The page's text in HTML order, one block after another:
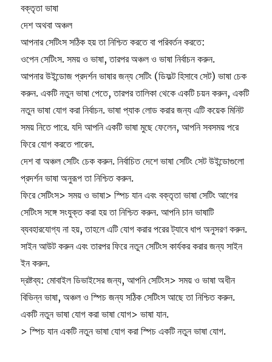
বক্তৃতা ভাষা
দেশ অথবা অঞ্চল
আপনার সেটিংস সঠিক হয় তা নিশ্চিত করতে বা পরিবর্তন করতে:
ওপেন সেটিংস. সময় ও ভাষা, তারপর অঞ্চল ও ভাষা নির্বাচন করুন.
আপনার উইন্ডোজ প্রদর্শন ভাষার জন্য সেটিং (ডিফল্ট হিসাবে সেট) ভাষা চেক
করুন. একটি নতুন ভাষা পেতে, তারপর তালিকা থেকে একটি চয়ন করুন, একটি
নতুন ভাষা যোগ করা নির্বাচন. ভাষা প্যাক লোড করার জন্য এটি কয়েক মিনিট
সময় নিতে পারে. যদি আপনি একটি ভাষা মুছে ফেলেন, আপনি সবসময় পরে
ফিরে যোগ করতে পারেন.
দেশ বা অঞ্চল সেটিং চেক করুন. নির্বাচিত দেশে ভাষা সেটিং সেট উইন্ডোগুলো
প্রদর্শন ভাষা অনুরূপ তা নিশ্চিত করুন.
ফিরে সেটিংস> সময় ও ভাষা> স্পিচ যান এবং বক্তৃতা ভাষা সেটিং আগের
সেটিংস সঙ্গে সংযুক্ত করা হয় তা নিশ্চিত করুন. আপনি চান ভাষাটি
ব্যবহারযোগ্য না হয়, তাহলে এটি যোগ করার পরের ট্যাবে ধাপ অনুসরণ করুন.
সাইন আউট করুন এবং তারপর ফিরে নতুন সেটিংস কার্যকর করার জন্য সাইন
ইন করুন.
দ্রষ্টব্য: মোবাইল ডিভাইসের জন্য, আপনি সেটিংস> সময় ও ভাষা অধীন
বিভিন্ন ভাষা, অঞ্চল ও স্পিচ জন্য সঠিক সেটিংস আছে তা নিশ্চিত করুন.
একটি নতুন ভাষা যোগ করা ভাষা যোগ> ভাষা যান.
> স্পিচ যান একটি নতুন ভাষা যোগ করা স্পিচ একটি নতুন ভাষা যোগ.